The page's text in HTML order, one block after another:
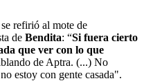
se refirió al mote de
de Bendita: “Si fuera cierto
que ver con lo que
de Aptra. (...) No
estoy con gente casada".